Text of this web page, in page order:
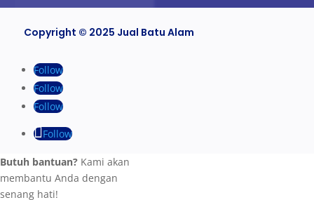
Copyright © 2025 Jual Batu Alam
Follow
Follow
Follow
Follow
Butuh bantuan? Kami akan
membantu Anda dengan
senang hati!